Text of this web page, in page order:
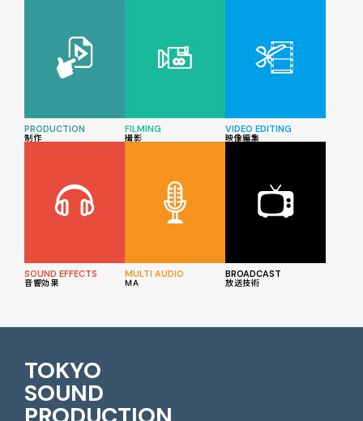
PRODUCTION
制作
FILMING
撮影
VIDEO EDITING
映像編集
SOUND EFFECTS
音響効果
MULTI AUDIO
MA
BROADCAST
放送技術
TOKYO
SOUND